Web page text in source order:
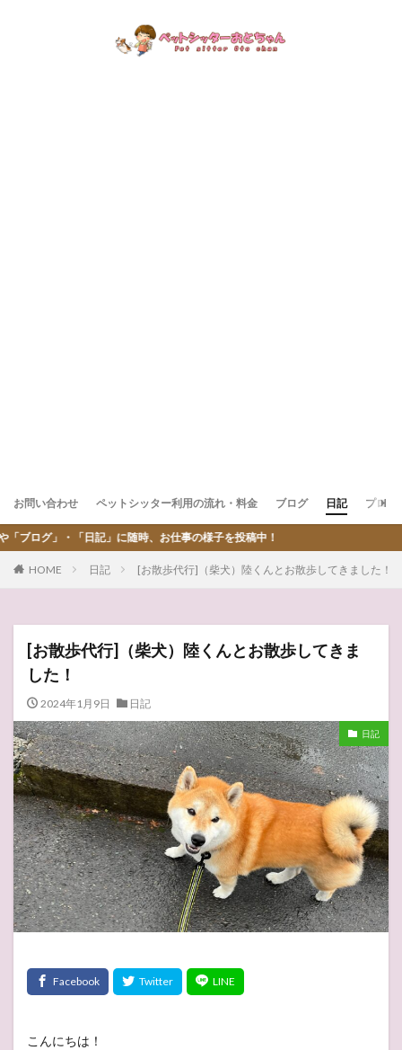
お問い合わせ ペットシッター利用の流れ・料金 ブログ 日記 プロフ
時、お仕事の様子を投稿中！
HOME 日記 [お散歩代行]（柴犬）陸くんとお散歩してきました！
[お散歩代行]（柴犬）陸くんとお散歩してきま
した！
2024年1月9日 日記
日記
こんにちは！